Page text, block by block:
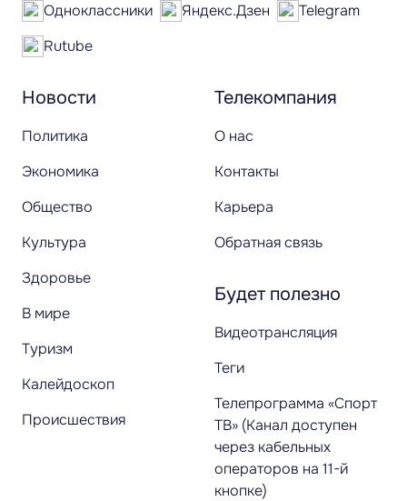
Новости
Политика
Экономика
Общество
Культура
Здоровье
В мире
Туризм
Калейдоскоп
Происшествия
Телекомпания
О нас
Контакты
Карьера
Обратная связь
Будет полезно
Видеотрансляция
Теги
Телепрограмма «Спорт
ТВ» (Канал доступен
через кабельных
операторов на 11-й
кнопке)
Одноклассники
Яндекс.Дзен
Telegram
Rutube